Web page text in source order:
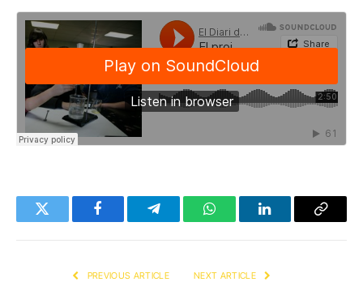
Twitter FacebookTelegramWhatsAppLinkedInCopy
PREVIOUS ARTICLE NEXT ARTICLE